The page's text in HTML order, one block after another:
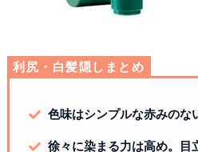
利尻・白髪隠しまとめ
色味はシンプルな赤みのな
徐々に染まる力は高め。目